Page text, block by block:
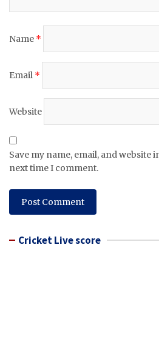
Name *
Email *
Website
Save my name, email, and website
next time I comment.
Cricket Live score